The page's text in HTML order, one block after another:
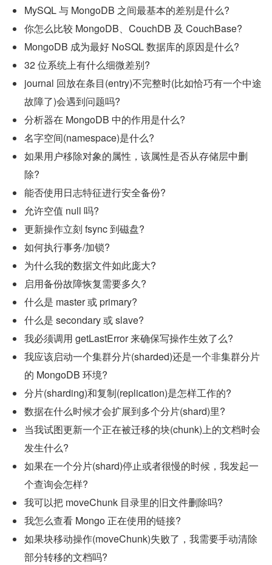
MySQL 与 MongoDB 之间最基本的差别是什么?
你怎么比较 MongoDB、CouchDB 及 CouchBase?
MongoDB 成为最好 NoSQL 数据库的原因是什么?
32 位系统上有什么细微差别?
journal 回放在条目(entry)不完整时(比如恰巧有一个中途
故障了)会遇到问题吗?
分析器在 MongoDB 中的作用是什么?
名字空间(namespace)是什么?
如果用户移除对象的属性，该属性是否从存储层中删
除?
能否使用日志特征进行安全备份?
允许空值 null 吗?
更新操作立刻 fsync 到磁盘?
如何执行事务/加锁?
为什么我的数据文件如此庞大?
启用备份故障恢复需要多久?
什么是 master 或 primary?
什么是 secondary 或 slave?
我必须调用 getLastError 来确保写操作生效了么?
我应该启动一个集群分片(sharded)还是一个非集群分片
的 MongoDB 环境?
分片(sharding)和复制(replication)是怎样工作的?
数据在什么时候才会扩展到多个分片(shard)里?
当我试图更新一个正在被迁移的块(chunk)上的文档时会
发生什么?
如果在一个分片(shard)停止或者很慢的时候，我发起一
个查询会怎样?
我可以把 moveChunk 目录里的旧文件删除吗?
我怎么查看 Mongo 正在使用的链接?
如果块移动操作(moveChunk)失败了，我需要手动清除
部分转移的文档吗?